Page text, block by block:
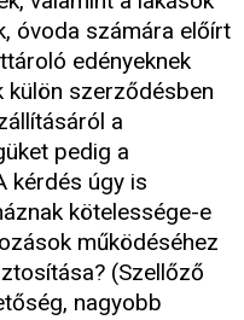
óvoda számára előírt
edényeknek
külön szerződésben
a
pedig a
kérdés úgy is
kötelessége-e
működéséhez
(Szellőző
nagyobb